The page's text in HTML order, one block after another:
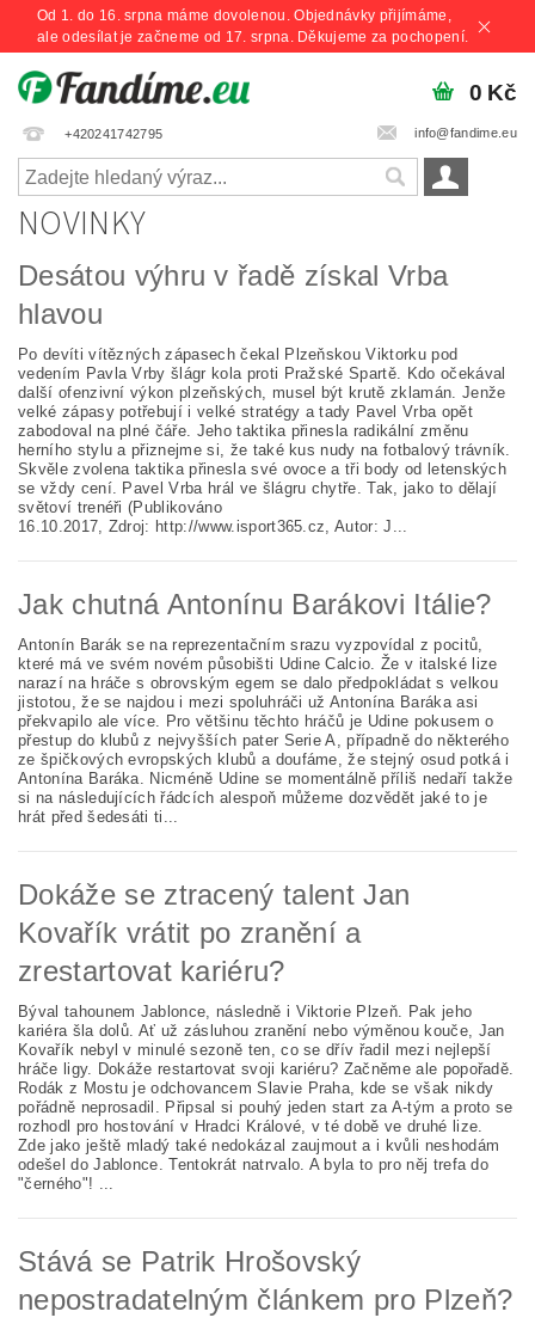
Od 1. do 16. srpna máme dovolenou. Objednávky přijímáme,
ale odesílat je začneme od 17. srpna. Děkujeme za pochopení.
+420241742795 info@fandime.eu
0 Kč
NOVINKY
Desátou výhru v řadě získal Vrba
hlavou
Po devíti vítězných zápasech čekal Plzeňskou Viktorku pod
vedením Pavla Vrby šlágr kola proti Pražské Spartě. Kdo očekával
další ofenzivní výkon plzeňských, musel být krutě zklamán. Jenže
velké zápasy potřebují i velké stratégy a tady Pavel Vrba opět
zabodoval na plné čáře. Jeho taktika přinesla radikální změnu
herního stylu a přiznejme si, že také kus nudy na fotbalový trávník.
Skvěle zvolena taktika přinesla své ovoce a tři body od letenských
se vždy cení. Pavel Vrba hrál ve šlágru chytře. Tak, jako to dělají
světoví trenéři (Publikováno
16.10.2017, Zdroj: http://www.isport365.cz, Autor: J...
Jak chutná Antonínu Barákovi Itálie?
Antonín Barák se na reprezentačním srazu vyzpovídal z pocitů,
které má ve svém novém působišti Udine Calcio. Že v italské lize
narazí na hráče s obrovským egem se dalo předpokládat s velkou
jistotou, že se najdou i mezi spoluhráči už Antonína Baráka asi
překvapilo ale více. Pro většinu těchto hráčů je Udine pokusem o
přestup do klubů z nejvyšších pater Serie A, případně do některého
ze špičkových evropských klubů a doufáme, že stejný osud potká i
Antonína Baráka. Nicméně Udine se momentálně příliš nedaří takže
si na následujících řádcích alespoň můžeme dozvědět jaké to je
hrát před šedesáti ti...
Dokáže se ztracený talent Jan
Kovařík vrátit po zranění a
zrestartovat kariéru?
Býval tahounem Jablonce, následně i Viktorie Plzeň. Pak jeho
kariéra šla dolů. Ať už zásluhou zranění nebo výměnou kouče, Jan
Kovařík nebyl v minulé sezoně ten, co se dřív řadil mezi nejlepší
hráče ligy. Dokáže restartovat svoji kariéru? Začněme ale popořadě.
Rodák z Mostu je odchovancem Slavie Praha, kde se však nikdy
pořádně neprosadil. Připsal si pouhý jeden start za A-tým a proto se
rozhodl pro hostování v Hradci Králové, v té době ve druhé lize.
Zde jako ještě mladý také nedokázal zaujmout a i kvůli neshodám
odešel do Jablonce. Tentokrát natrvalo. A byla to pro něj trefa do
"černého"! ...
Stává se Patrik Hrošovský
nepostradatelným článkem pro Plzeň?